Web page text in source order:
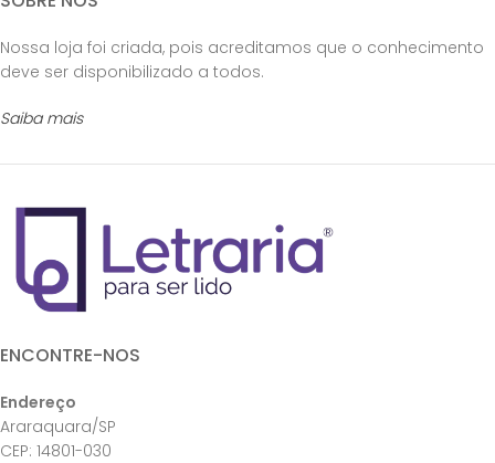
Nossa loja foi criada, pois acreditamos que o conhecimento
deve ser disponibilizado a todos.
Saiba mais
ENCONTRE-NOS
Endereço
Araraquara/SP
CEP: 14801-030